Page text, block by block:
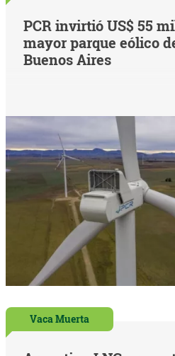
PCR invirtió US$ 55
mayor parque eólico
Buenos Aires
Vaca Muerta